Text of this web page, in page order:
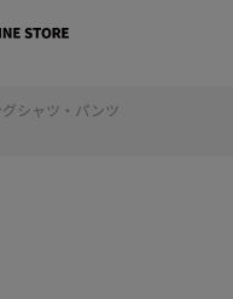
シャツ・パンツ